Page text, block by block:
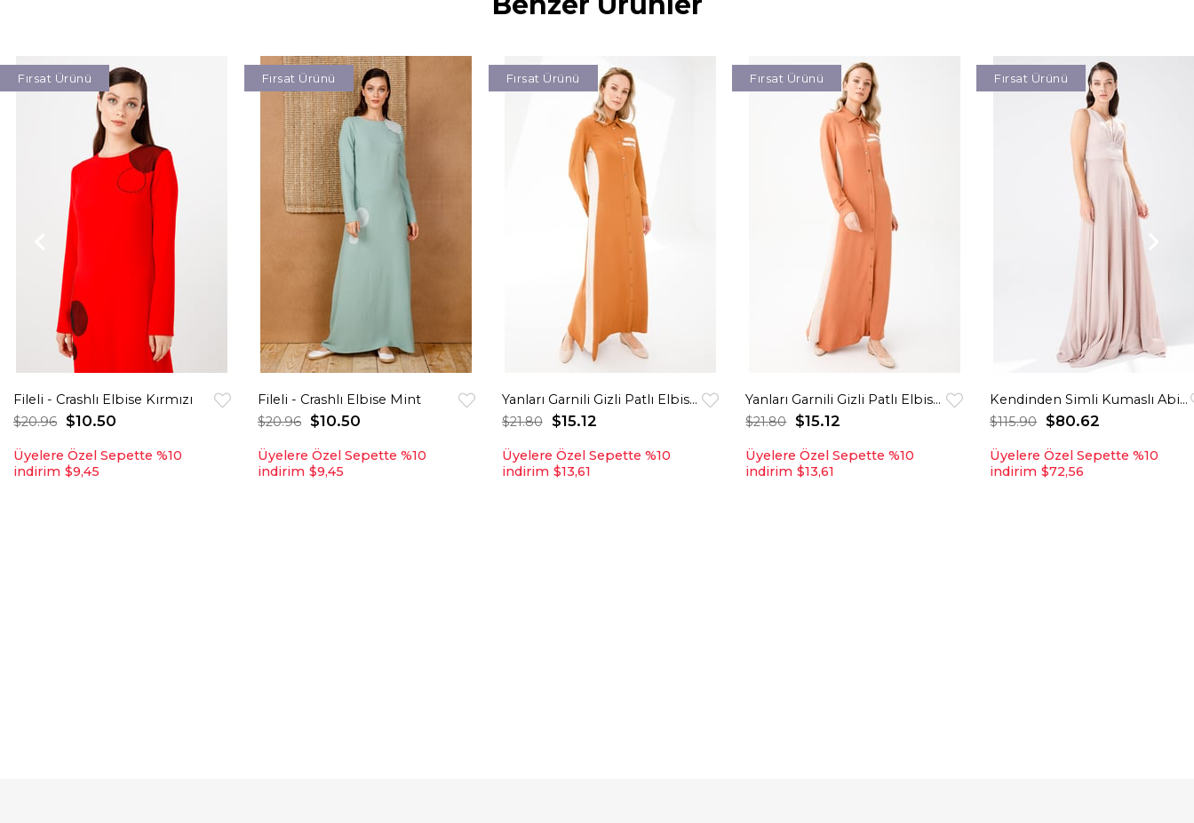
Fileli - Crashlı Elbise Kırmızı
$10.50
$20.96
Fırsat Ürünü
Üyelere Özel Sepette %10
indirim $9,45
Fileli - Crashlı Elbise Mint
$10.50
$20.96
Fırsat Ürünü
Üyelere Özel Sepette %10
indirim $9,45
Yanları Garnili Gizli Patlı Elbise Taba
$15.12
$21.80
Fırsat Ürünü
Üyelere Özel Sepette %10
indirim $13,61
Yanları Garnili Gizli Patlı Elbise Karides
$15.12
$21.80
Fırsat Ürünü
Üyelere Özel Sepette %10
indirim $13,61
Kendinden Simli Kumaslı Abiye Somon
$80.62
$115.90
Fırsat Ürünü
Üyelere Özel Sepette %10
indirim $72,56